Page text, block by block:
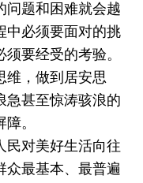
问题和困难就会越
中必须要面对的挑
要经受的考验。
维，做到居安思
急甚至惊涛骇浪的
。
民对美好生活向往
众最基本、最普遍